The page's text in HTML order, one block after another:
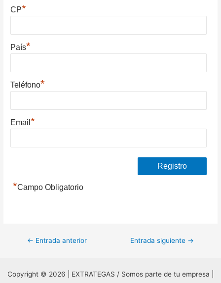
CP*
País*
Teléfono*
Email*
*Campo Obligatorio
Navegación
entradas
← Entrada anterior Entrada siguiente →
Copyright © 2026 | EXTRATEGAS / Somos parte de tu empresa |